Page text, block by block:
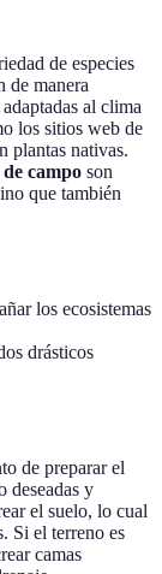
de especies
de manera
al clima
los sitios web de
plantas nativas.
campo son
que también
los ecosistemas
drásticos
de preparar el
deseadas y
el suelo, lo cual
Si el terreno es
camas